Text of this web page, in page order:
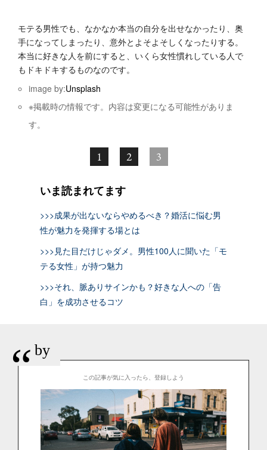
モテる男性でも、なかなか本当の自分を出せなかったり、奥
手になってしまったり、意外とよそよそしくなったりする。
本当に好きな人を前にすると、いくら女性慣れしている人で
もドキドキするものなのです。
image by:Unsplash
※掲載時の情報です。内容は変更になる可能性がありま
す。
1 2 3
いま読まれてます
>>>成果が出ないならやめるべき？婚活に悩む男
性が魅力を発揮する場とは
>>>見た目だけじゃダメ。男性100人に聞いた「モ
テる女性」が持つ魅力
>>>それ、脈ありサインかも？好きな人への「告
白」を成功させるコツ
“ by
この記事が気に入ったら、登録しよう